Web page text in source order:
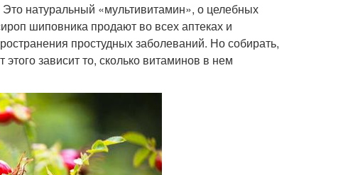
натуральный «мультивитамин», о целебных
шиповника продают во всех аптеках и
простудных заболеваний. Но собирать,
зависит то, сколько витаминов в нем